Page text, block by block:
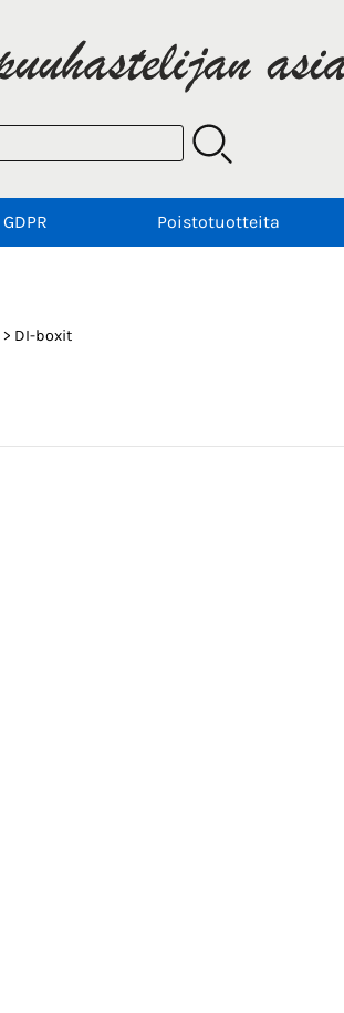
GDPR Poistotuotteita
> DI-boxit